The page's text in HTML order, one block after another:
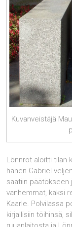
Kuvanveistäjä
Lönnrot aloitti tilan
hänen Gabriel-
saatiin päätökseen
vanhemmat, kaksi
Kaarle. Polvilassa
kirjallisiin töihinsä,